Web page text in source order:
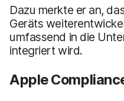
Dazu merkte er an,
Geräts
umfassend in die
integriert wird.
Apple